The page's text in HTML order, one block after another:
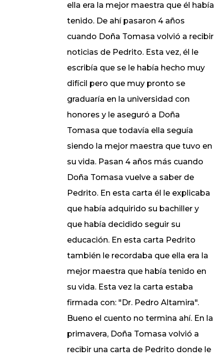
ella era la mejor maestra que él había
tenido. De ahí pasaron 4 años
cuando Doña Tomasa volvió a recibir
noticias de Pedrito. Esta vez, él le
escribía que se le había hecho muy
difícil pero que muy pronto se
graduaría en la universidad con
honores y le aseguró a Doña
Tomasa que todavía ella seguía
siendo la mejor maestra que tuvo en
su vida. Pasan 4 años más cuando
Doña Tomasa vuelve a saber de
Pedrito. En esta carta él le explicaba
que había adquirido su bachiller y
que había decidido seguir su
educación. En esta carta Pedrito
también le recordaba que ella era la
mejor maestra que había tenido en
su vida. Esta vez la carta estaba
firmada con: "Dr. Pedro Altamira".
Bueno el cuento no termina ahí. En la
primavera, Doña Tomasa volvió a
recibir una carta de Pedrito donde le